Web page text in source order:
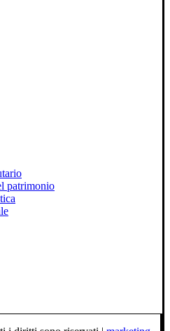
patrimonio